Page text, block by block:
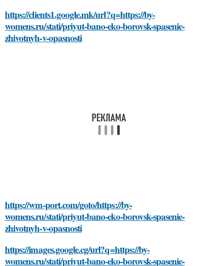
https://clients1.google.mk/url?q=https://by-
womens.ru/stati/priyut-bano-eko-borovsk-spasenie-
zhivotnyh-v-opasnosti
https://wm-port.com/goto/https://by-
womens.ru/stati/priyut-bano-eko-borovsk-spasenie-
zhivotnyh-v-opasnosti
https://images.google.cg/url?q=https://by-
womens.ru/stati/priyut-bano-eko-borovsk-spasenie-